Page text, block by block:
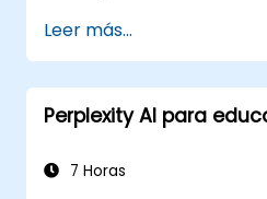
situaciones del
Comprender las
los impactos
de IA.
Leer más...
Perplexity AI para
7 Horas